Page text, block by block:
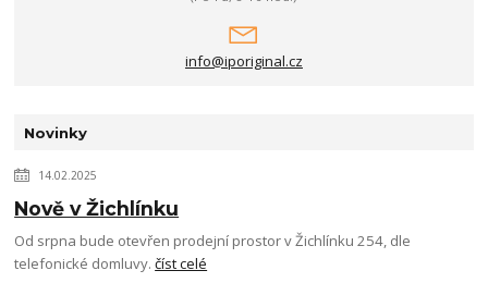
info@iporiginal.cz
Novinky
14.02.2025
Nově v Žichlínku
Od srpna bude otevřen prodejní prostor v Žichlínku 254, dle
telefonické domluvy.číst celé